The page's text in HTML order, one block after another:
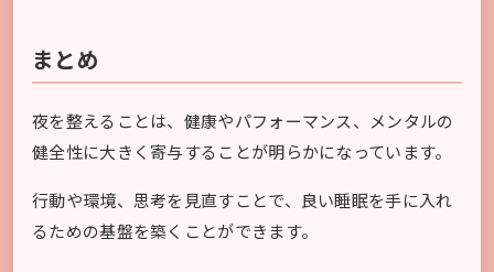
まとめ
夜を整えることは、健康やパフォーマンス、メンタルの
健全性に大きく寄与することが明らかになっています。
行動や環境、思考を見直すことで、良い睡眠を手に入れ
るための基盤を築くことができます。